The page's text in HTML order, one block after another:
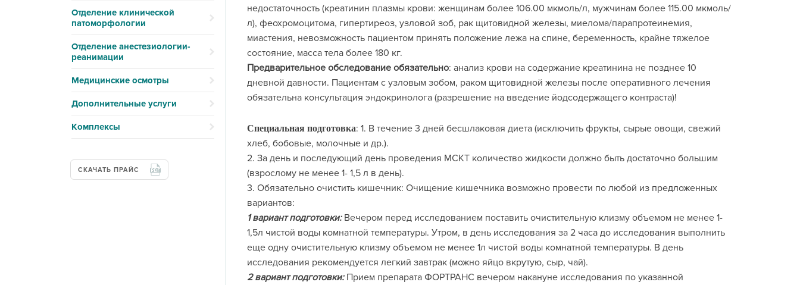
Отделение клинической
патоморфологии
Отделение анестезиологии-
реанимации
Медицинские осмотры
Дополнительные услуги
Комплексы
СКАЧАТЬ ПРАЙС
недостаточность (креатинин плазмы крови: женщинам более 106.00 мкмоль/л, мужчинам более 115.00 мкмоль/
л), феохромоцитома, гипертиреоз, узловой зоб, рак щитовидной железы, миелома/парапротеинемия,
миастения, невозможность пациентом принять положение лежа на спине, беременность, крайне тяжелое
состояние, масса тела более 180 кг.
Предварительное обследование обязательно: анализ крови на содержание креатинина не позднее 10
дневной давности. Пациентам с узловым зобом, раком щитовидной железы после оперативного лечения
обязательна консультация эндокринолога (разрешение на введение йодсодержащего контраста)!
Специальная подготовка: 1. В течение 3 дней бесшлаковая диета (исключить фрукты, сырые овощи, свежий
хлеб, бобовые, молочные и др.).
2. За день и последующий день проведения МСКТ количество жидкости должно быть достаточно большим
(взрослому не менее 1- 1,5 л в день).
3. Обязательно очистить кишечник: Очищение кишечника возможно провести по любой из предложенных
вариантов:
1 вариант подготовки:Вечером перед исследованием поставить очистительную клизму объемом не менее 1-
1,5л чистой воды комнатной температуры. Утром, в день исследования за 2 часа до исследования выполнить
еще одну очистительную клизму объемом не менее 1л чистой воды комнатной температуры. В день
исследования рекомендуется легкий завтрак (можно яйцо вкрутую, сыр, чай).
2 вариант подготовки:Прием препарата ФОРТРАНС вечером накануне исследования по указанной